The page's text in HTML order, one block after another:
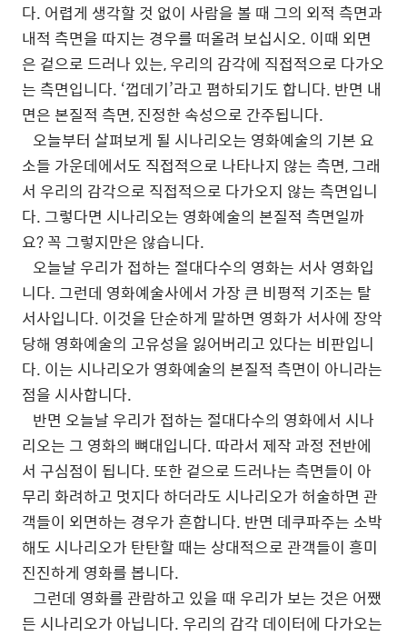
다. 어렵게 생각할 것 없이 사람을 볼 때 그의 외적 측면과
내적 측면을 따지는 경우를 떠올려 보십시오. 이때 외면
은 겉으로 드러나 있는, 우리의 감각에 직접적으로 다가오
는 측면입니다. ‘껍데기’라고 폄하되기도 합니다. 반면 내
면은 본질적 측면, 진정한 속성으로 간주됩니다.
오늘부터 살펴보게 될 시나리오는 영화예술의 기본 요
소들 가운데에서도 직접적으로 나타나지 않는 측면, 그래
서 우리의 감각으로 직접적으로 다가오지 않는 측면입니
다. 그렇다면 시나리오는 영화예술의 본질적 측면일까
요? 꼭 그렇지만은 않습니다.
오늘날 우리가 접하는 절대다수의 영화는 서사 영화입
니다. 그런데 영화예술사에서 가장 큰 비평적 기조는 탈
서사입니다. 이것을 단순하게 말하면 영화가 서사에 장악
당해 영화예술의 고유성을 잃어버리고 있다는 비판입니
다. 이는 시나리오가 영화예술의 본질적 측면이 아니라는
점을 시사합니다.
반면 오늘날 우리가 접하는 절대다수의 영화에서 시나
리오는 그 영화의 뼈대입니다. 따라서 제작 과정 전반에
서 구심점이 됩니다. 또한 겉으로 드러나는 측면들이 아
무리 화려하고 멋지다 하더라도 시나리오가 허술하면 관
객들이 외면하는 경우가 흔합니다. 반면 데쿠파주는 소박
해도 시나리오가 탄탄할 때는 상대적으로 관객들이 흥미
진진하게 영화를 봅니다.
그런데 영화를 관람하고 있을 때 우리가 보는 것은 어쨌
든 시나리오가 아닙니다. 우리의 감각 데이터에 다가오는